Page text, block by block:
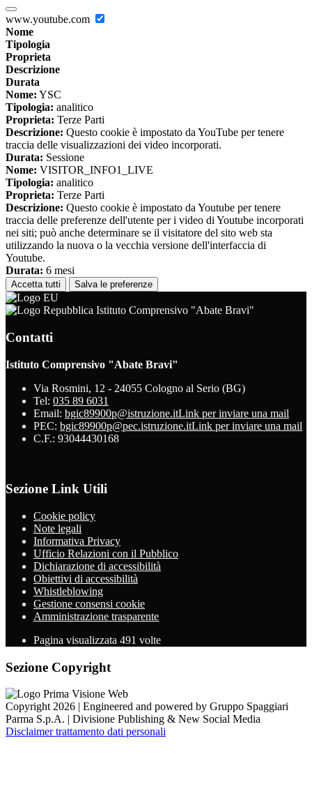
www.youtube.com
Nome
Tipologia
Proprieta
Descrizione
Durata
Nome: YSC
Tipologia: analitico
Proprieta: Terze Parti
Descrizione: Questo cookie è impostato da YouTube per tenere
traccia delle visualizzazioni dei video incorporati.
Durata: Sessione
Nome: VISITOR_INFO1_LIVE
Tipologia: analitico
Proprieta: Terze Parti
Descrizione: Questo cookie è impostato da Youtube per tenere
traccia delle preferenze dell'utente per i video di Youtube incorporati
nei siti; può anche determinare se il visitatore del sito web sta
utilizzando la nuova o la vecchia versione dell'interfaccia di
Youtube.
Durata: 6 mesi
Accetta tutti Salva le preferenze
Istituto Comprensivo "Abate Bravi"
Contatti
Istituto Comprensivo "Abate Bravi"
Via Rosmini, 12 - 24055 Cologno al Serio (BG)
Tel: 035 89 6031
Email: bgic89900p@istruzione.itLink per inviare una mail
PEC: bgic89900p@pec.istruzione.itLink per inviare una mail
C.F.: 93044430168
Sezione Link Utili
Cookie policy
Note legali
Informativa Privacy
Ufficio Relazioni con il Pubblico
Dichiarazione di accessibilità
Obiettivi di accessibilità
Whistleblowing
Gestione consensi cookie
Amministrazione trasparente
Pagina visualizzata 491 volte
Sezione Copyright
Copyright 2026 | Engineered and powered by Gruppo Spaggiari
Parma S.p.A. | Divisione Publishing & New Social Media
Disclaimer trattamento dati personali